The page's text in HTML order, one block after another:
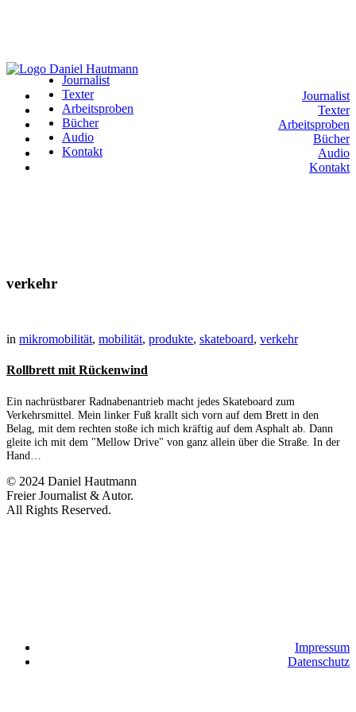
Journalist
Texter
Arbeitsproben
Bücher
Audio
Kontakt
Journalist
Texter
Arbeitsproben
Bücher
Audio
Kontakt
verkehr
in mikromobilität, mobilität, produkte, skateboard, verkehr
Rollbrett mit Rückenwind
Ein nachrüstbarer Radnabenantrieb macht jedes Skateboard zum
Verkehrsmittel. Mein linker Fuß krallt sich vorn auf dem Brett in den
Belag, mit dem rechten stoße ich mich kräftig auf dem Asphalt ab. Dann
gleite ich mit dem "Mellow Drive" von ganz allein über die Straße. In der
Hand…
© 2024 Daniel Hautmann
Freier Journalist & Autor.
All Rights Reserved.
Impressum
Datenschutz